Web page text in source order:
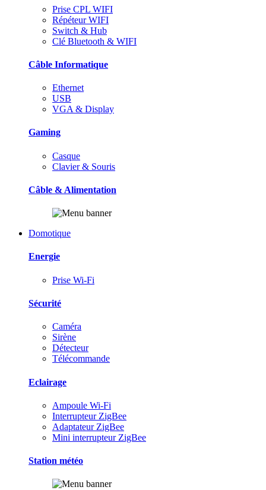
Prise CPL WIFI
Répéteur WIFI
Switch & Hub
Clé Bluetooth & WIFI
Câble Informatique
Ethernet
USB
VGA & Display
Gaming
Casque
Clavier & Souris
Câble & Alimentation
Domotique
Energie
Prise Wi-Fi
Sécurité
Caméra
Sirène
Détecteur
Télécommande
Eclairage
Ampoule Wi-Fi
Interrupteur ZigBee
Adaptateur ZigBee
Mini interrupteur ZigBee
Station météo